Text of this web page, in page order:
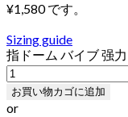
¥1,580 です。
Sizing guide
指ドーム バイブ 强
お買い物カゴに追加
or